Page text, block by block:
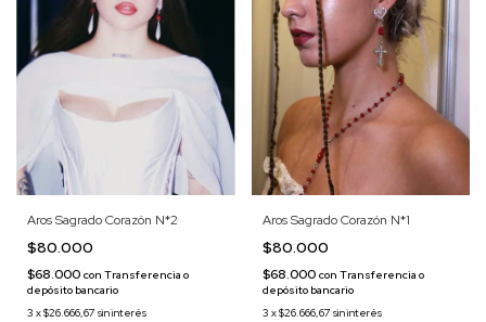
Aros Sagrado Corazón N*2
$80.000
$68.000 con Transferencia o
depósito bancario
3 x$26.666,67 sin interés
Aros Sagrado Corazón N*1
$80.000
$68.000 con Transferencia o
depósito bancario
3 x$26.666,67 sin interés